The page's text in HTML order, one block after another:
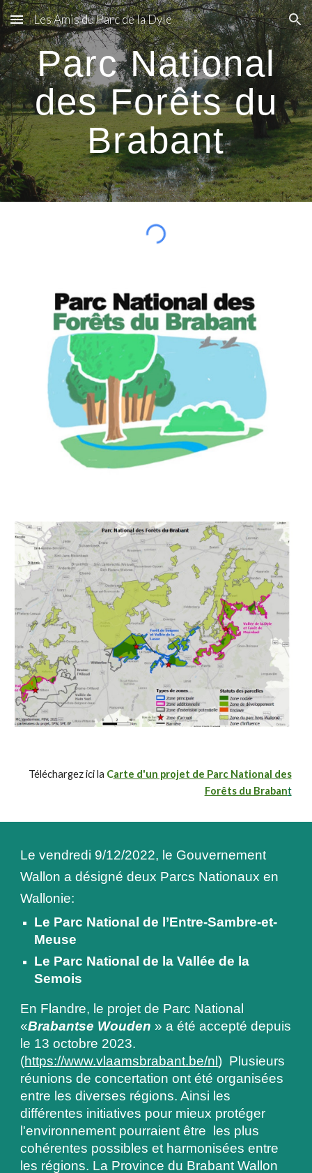
Skip to main content Skip to navigation
Les Amis du Parc de la Dyle
Parc National
des Forêts du
Brabant
Téléchargez ici la Carte d'un projet de Parc National des
Forêts du Brabant
Le vendredi 9/12/2022, le Gouvernement
Wallon a désigné deux Parcs Nationaux en
Wallonie:
Le Parc National de l’Entre-Sambre-et-
Meuse
Le Parc National de la Vallée de la
Semois
En Flandre, le projet de Parc National
«Brabantse Wouden» a été accepté depuis
le 13 octobre 2023.
(https://www.vlaamsbrabant.be/nl) Plusieurs
réunions de concertation ont été organisées
entre les diverses régions. Ainsi les
différentes initiatives pour mieux protéger
l'environnement pourraient être les plus
cohérentes possibles et harmonisées entre
les régions. La Province du Brabant Wallon